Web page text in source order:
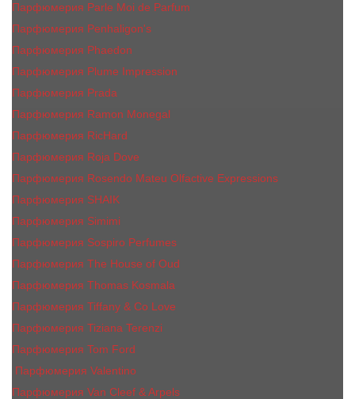
Парфюмерия Parle Moi de Parfum
Парфюмерия Penhaligon's
Парфюмерия Phaedon
Парфюмерия Plume Impression
Парфюмерия Prada
Парфюмерия Ramon Monegal
Парфюмерия RicHard
Парфюмерия Roja Dove
Парфюмерия Rosendo Mateu Olfactive Expressions
Парфюмерия SHAIK
Парфюмерия Simimi
Парфюмерия Sospiro Perfumes
Парфюмерия The House of Oud
Парфюмерия Thomas Kosmala
Парфюмерия Tiffany & Co Love
Парфюмерия Tiziana Terenzi
Парфюмерия Tom Ford
Парфюмерия Valentino
Парфюмерия Van Cleef & Arpels